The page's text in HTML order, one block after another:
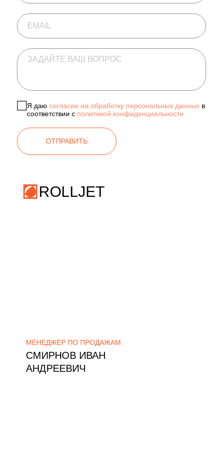
Я даю согласие на обработку персональных данных в
соответствии с политикой конфиденциальности
ОТПРАВИТЬ
МЕНЕДЖЕР ПО ПРОДАЖАМ
СМИРНОВ ИВАН
АНДРЕЕВИЧ
ROLLJET